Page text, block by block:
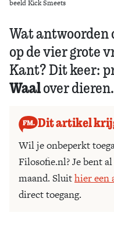
beeld Kick Smeets
Wat antwoorden
op de vier grote
Kant? Dit keer:
Waalover dieren.
Dit artikel
Wil je onbeperkt
Filosofie.nl? Je bent
maand. Sluithier een
direct toegang.